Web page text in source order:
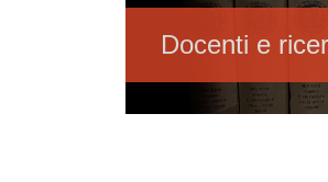
Docenti e